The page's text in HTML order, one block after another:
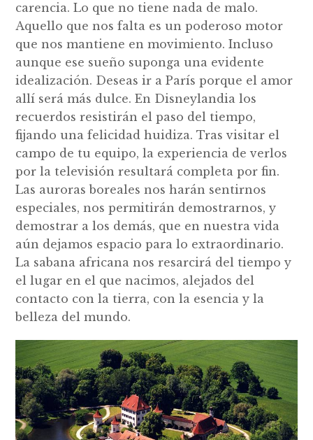
carencia. Lo que no tiene nada de malo.
Aquello que nos falta es un poderoso motor
que nos mantiene en movimiento. Incluso
aunque ese sueño suponga una evidente
idealización. Deseas ir a París porque el amor
allí será más dulce. En Disneylandia los
recuerdos resistirán el paso del tiempo,
fijando una felicidad huidiza. Tras visitar el
campo de tu equipo, la experiencia de verlos
por la televisión resultará completa por fin.
Las auroras boreales nos harán sentirnos
especiales, nos permitirán demostrarnos, y
demostrar a los demás, que en nuestra vida
aún dejamos espacio para lo extraordinario.
La sabana africana nos resarcirá del tiempo y
el lugar en el que nacimos, alejados del
contacto con la tierra, con la esencia y la
belleza del mundo.